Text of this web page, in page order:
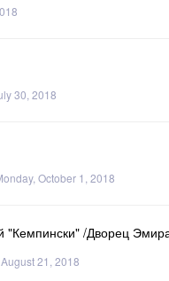
30, 2018
October 1, 2018
/Дворец
21, 2018